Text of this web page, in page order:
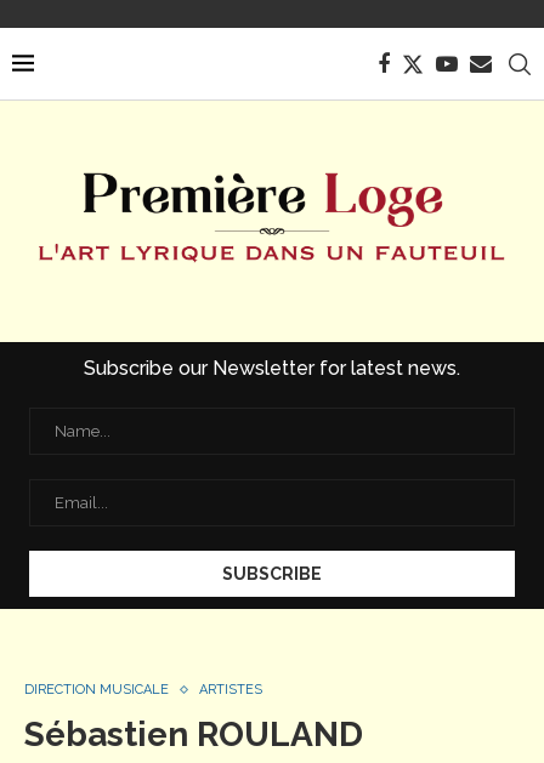
Subscribe our Newsletter for latest news.
DIRECTION MUSICALE ARTISTES
Sébastien ROULAND